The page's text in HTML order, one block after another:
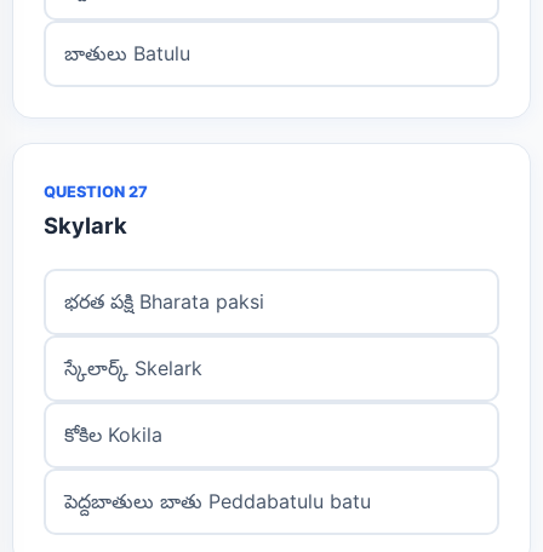
బాతులు Batulu
QUESTION 27
Skylark
భరత పక్షి Bharata paksi
స్కేలార్క్ Skelark
కోకిల Kokila
పెద్దబాతులు బాతు Peddabatulu batu